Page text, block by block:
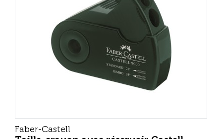
Faber-Castell